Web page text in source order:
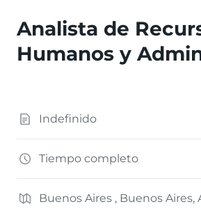
Analista de
Humanos y
Indefinido
Tiempo completo
Buenos Aires , Buenos Aires,